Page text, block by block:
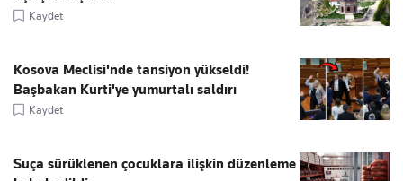
Kaydet
Kosova Meclisi'nde tansiyon yükseldi!
Başbakan Kurti'ye yumurtalı saldırı
Kaydet
Suça sürüklenen çocuklara ilişkin düzenleme